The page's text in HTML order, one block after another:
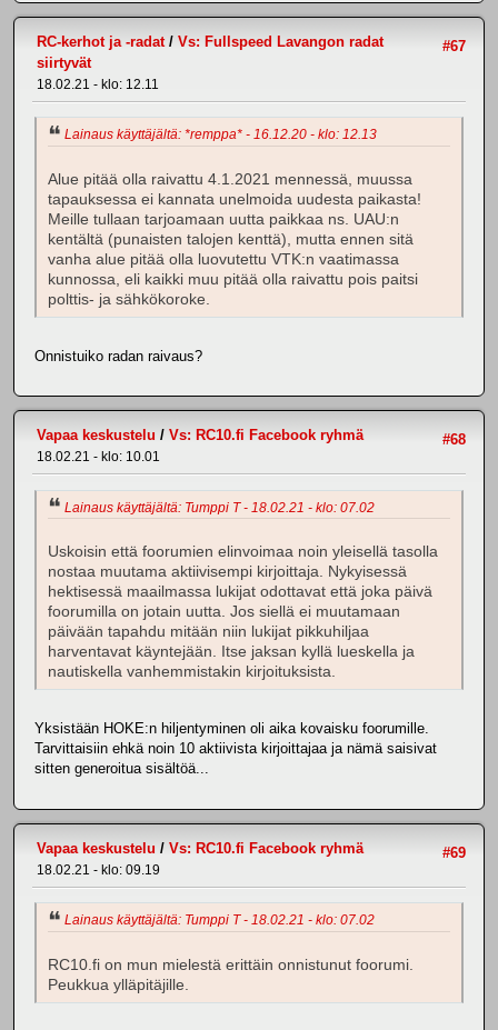
#67
RC-kerhot ja -radat/ Vs: Fullspeed Lavangon radat
siirtyvät
18.02.21 - klo: 12.11
Lainaus käyttäjältä: *remppa* - 16.12.20 - klo: 12.13
Alue pitää olla raivattu 4.1.2021 mennessä, muussa
tapauksessa ei kannata unelmoida uudesta paikasta!
Meille tullaan tarjoamaan uutta paikkaa ns. UAU:n
kentältä (punaisten talojen kenttä), mutta ennen sitä
vanha alue pitää olla luovutettu VTK:n vaatimassa
kunnossa, eli kaikki muu pitää olla raivattu pois paitsi
polttis- ja sähkökoroke.
Onnistuiko radan raivaus?
#68
Vapaa keskustelu / Vs: RC10.fi Facebook ryhmä
18.02.21 - klo: 10.01
Lainaus käyttäjältä: Tumppi T - 18.02.21 - klo: 07.02
Uskoisin että foorumien elinvoimaa noin yleisellä tasolla
nostaa muutama aktiivisempi kirjoittaja. Nykyisessä
hektisessä maailmassa lukijat odottavat että joka päivä
foorumilla on jotain uutta. Jos siellä ei muutamaan
päivään tapahdu mitään niin lukijat pikkuhiljaa
harventavat käyntejään. Itse jaksan kyllä lueskella ja
nautiskella vanhemmistakin kirjoituksista.
Yksistään HOKE:n hiljentyminen oli aika kovaisku foorumille.
Tarvittaisiin ehkä noin 10 aktiivista kirjoittajaa ja nämä saisivat
sitten generoitua sisältöä...
#69
Vapaa keskustelu / Vs: RC10.fi Facebook ryhmä
18.02.21 - klo: 09.19
Lainaus käyttäjältä: Tumppi T - 18.02.21 - klo: 07.02
RC10.fi on mun mielestä erittäin onnistunut foorumi.
Peukkua ylläpitäjille.